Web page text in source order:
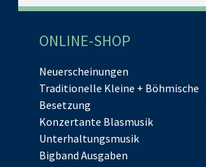
ONLINE-SHOP
Neuerscheinungen
Traditionelle Kleine + Böhmische
Besetzung
Konzertante Blasmusik
Unterhaltungsmusik
Bigband Ausgaben